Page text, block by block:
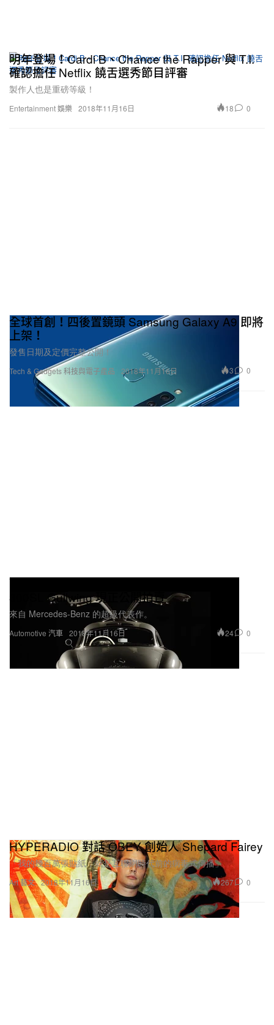
Entertainment 娛樂
明年登場！Cardi B、Chance the Rapper 與 T.I.
確認擔任 Netflix 饒舌選秀節目評審
製作人也是重磅等級！
2018年11月16日 18 0
Tech & Gadgets 科技與電子產品
全球首創！四後置鏡頭 Samsung Galaxy A9 即將
上架！
發售日期及定價完整公開！
2018年11月16日 3 0
Automotive 汽車
鷗翼經典再現－1955 年產 Mercedes-Benz
300SL Gullwing 現正公開拍賣
來自 Mercedes-Benz 的超級代表作。
2018年11月16日 24 0
Art 藝文
HYPERADIO 對話 OBEY 創始人 Shepard Fairey
「我的幾百萬張貼紙，就是互聯網時代前的病毒式傳播」
2018年11月16日 267 0